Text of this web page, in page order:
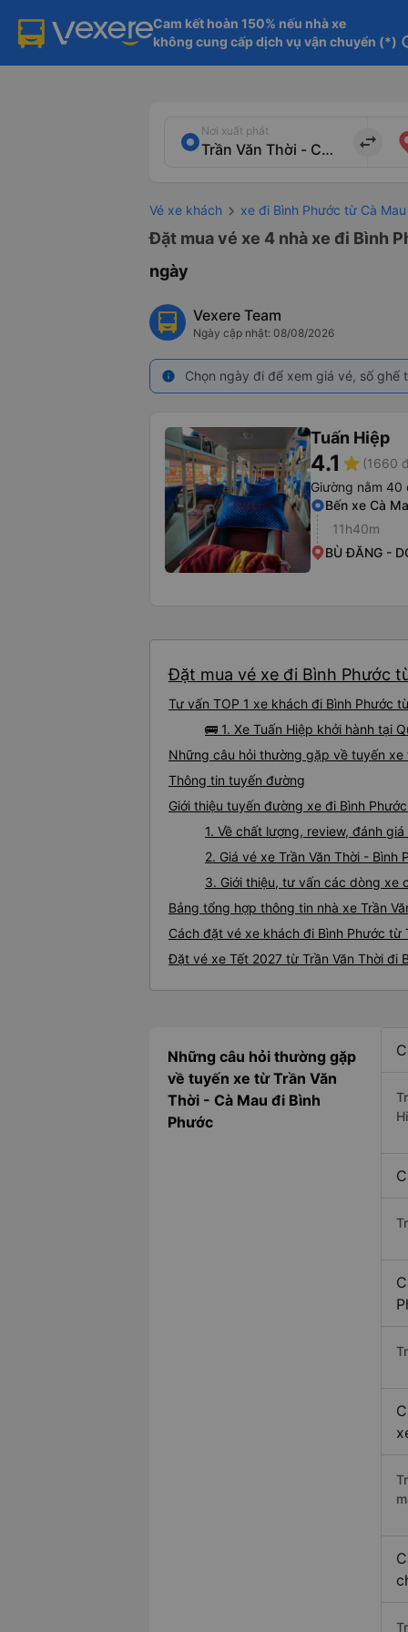
Cam kết hoàn 150% nếu nhà xe
không cung cấp dịch vụ vận chuyển (*)
Nơi xuất phát
import_export
Vé xe khách xe đi Bình Phước từ Cà Mau
Đặt mua vé xe 4 nhà xe đi Bình
ngày
Vexere Team
Ngày cập nhật: 08/08/2026
info Chọn ngày đi để xem giá vé, số
Tuấn Hiệp
4.1 star (1660
Giường nằm 40
Bến xe Cà
11h40m
BÙ ĐĂNG -
Đặt mua vé xe đi Bình Phước
Tư vấn TOP 1 xe khách đi Bình Phước
🚌 1. Xe Tuấn Hiệp khởi hành tại
Những câu hỏi thường gặp về tuyến xe
Thông tin tuyến đường
Giới thiệu tuyến đường xe đi Bình
1. Về chất lượng, review, đánh
2. Giá vé xe Trần Văn Thời - Bình
3. Giới thiệu, tư vấn các dòng xe
Bảng tổng hợp thông tin nhà xe Trần
Cách đặt vé xe khách đi Bình Phước từ
Đặt vé xe Tết 2027 từ Trần Văn Thời đi
Những câu hỏi thường gặp
về tuyến xe từ Trần Văn
Thời - Cà Mau đi Bình
Phước